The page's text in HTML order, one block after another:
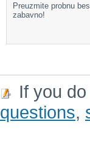
Preuzmite probnu
zabavno!
If you
questions,